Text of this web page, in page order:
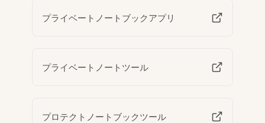
プライベートノートブックアプリ
プライベートノートツール
プロテクトノートブックツール